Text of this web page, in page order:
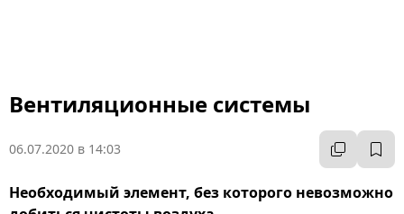
Вентиляционные системы
06.07.2020 в 14:03
Необходимый элемент, без которого невозможно